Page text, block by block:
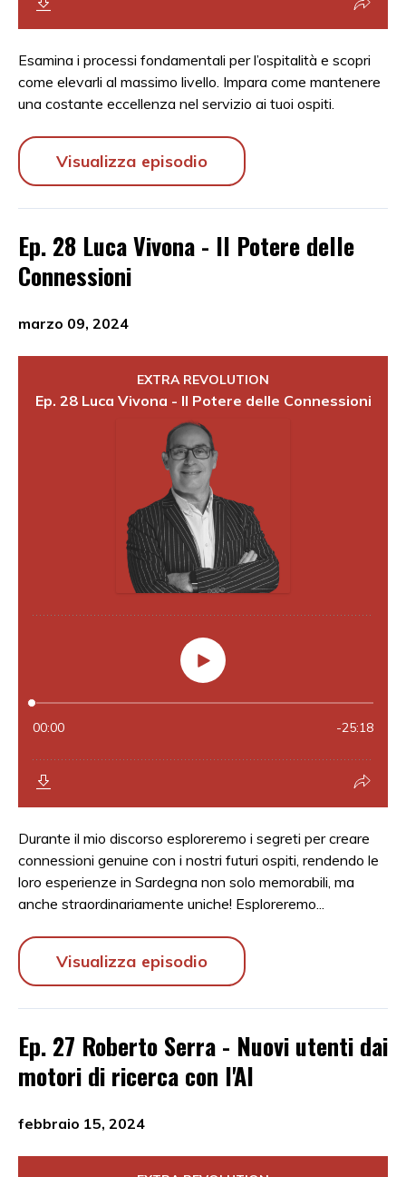
Esamina i processi fondamentali per l’ospitalità e scopri
come elevarli al massimo livello. Impara come mantenere
una costante eccellenza nel servizio ai tuoi ospiti.
Visualizza episodio
Ep. 28 Luca Vivona - Il Potere delle
Connessioni
marzo 09, 2024
Durante il mio discorso esploreremo i segreti per creare
connessioni genuine con i nostri futuri ospiti, rendendo le
loro esperienze in Sardegna non solo memorabili, ma
anche straordinariamente uniche! Esploreremo...
Visualizza episodio
Ep. 27 Roberto Serra - Nuovi utenti dai
motori di ricerca con l'AI
febbraio 15, 2024